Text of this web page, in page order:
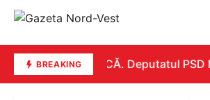
BREAKINGREPLICĂ. Deputatul PSD